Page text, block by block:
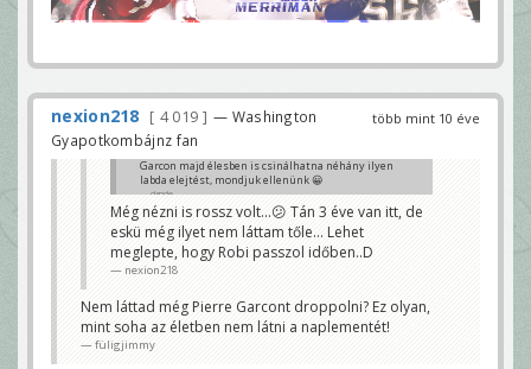
több mint 10 éve
nexion218 4 019
— Washington
Gyapotkombájnz fan
Garcon majd élesben is csinálhatna néhány ilyen
labda elejtést, mondjuk ellenünk 😀
dande
Még nézni is rossz volt...😕 Tán 3 éve van itt, de
eskü még ilyet nem láttam tőle... Lehet
meglepte, hogy Robi passzol időben..D
nexion218
Nem láttad még Pierre Garcont droppolni? Ez olyan,
mint soha az életben nem látni a naplementét!
füligjimmy